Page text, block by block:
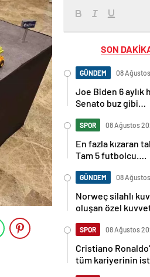
SON
GÜNDEM 08
Joe Biden 6 aylık
Senato buz gibi…
SPOR 08 Ağustos
En fazla kızaran
Tam 5 futbolcu….
GÜNDEM 08
Norweç silahlı
oluşan özel
SPOR 08 Ağustos
Cristiano
tüm kariyerinin